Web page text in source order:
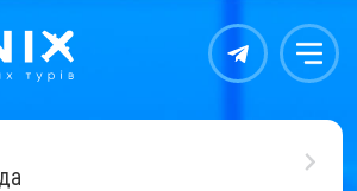
Контакты Меню